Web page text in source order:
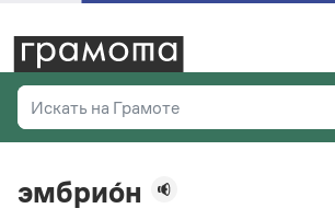
Искать на Грамоте
Справочная служба
эмбрио́н